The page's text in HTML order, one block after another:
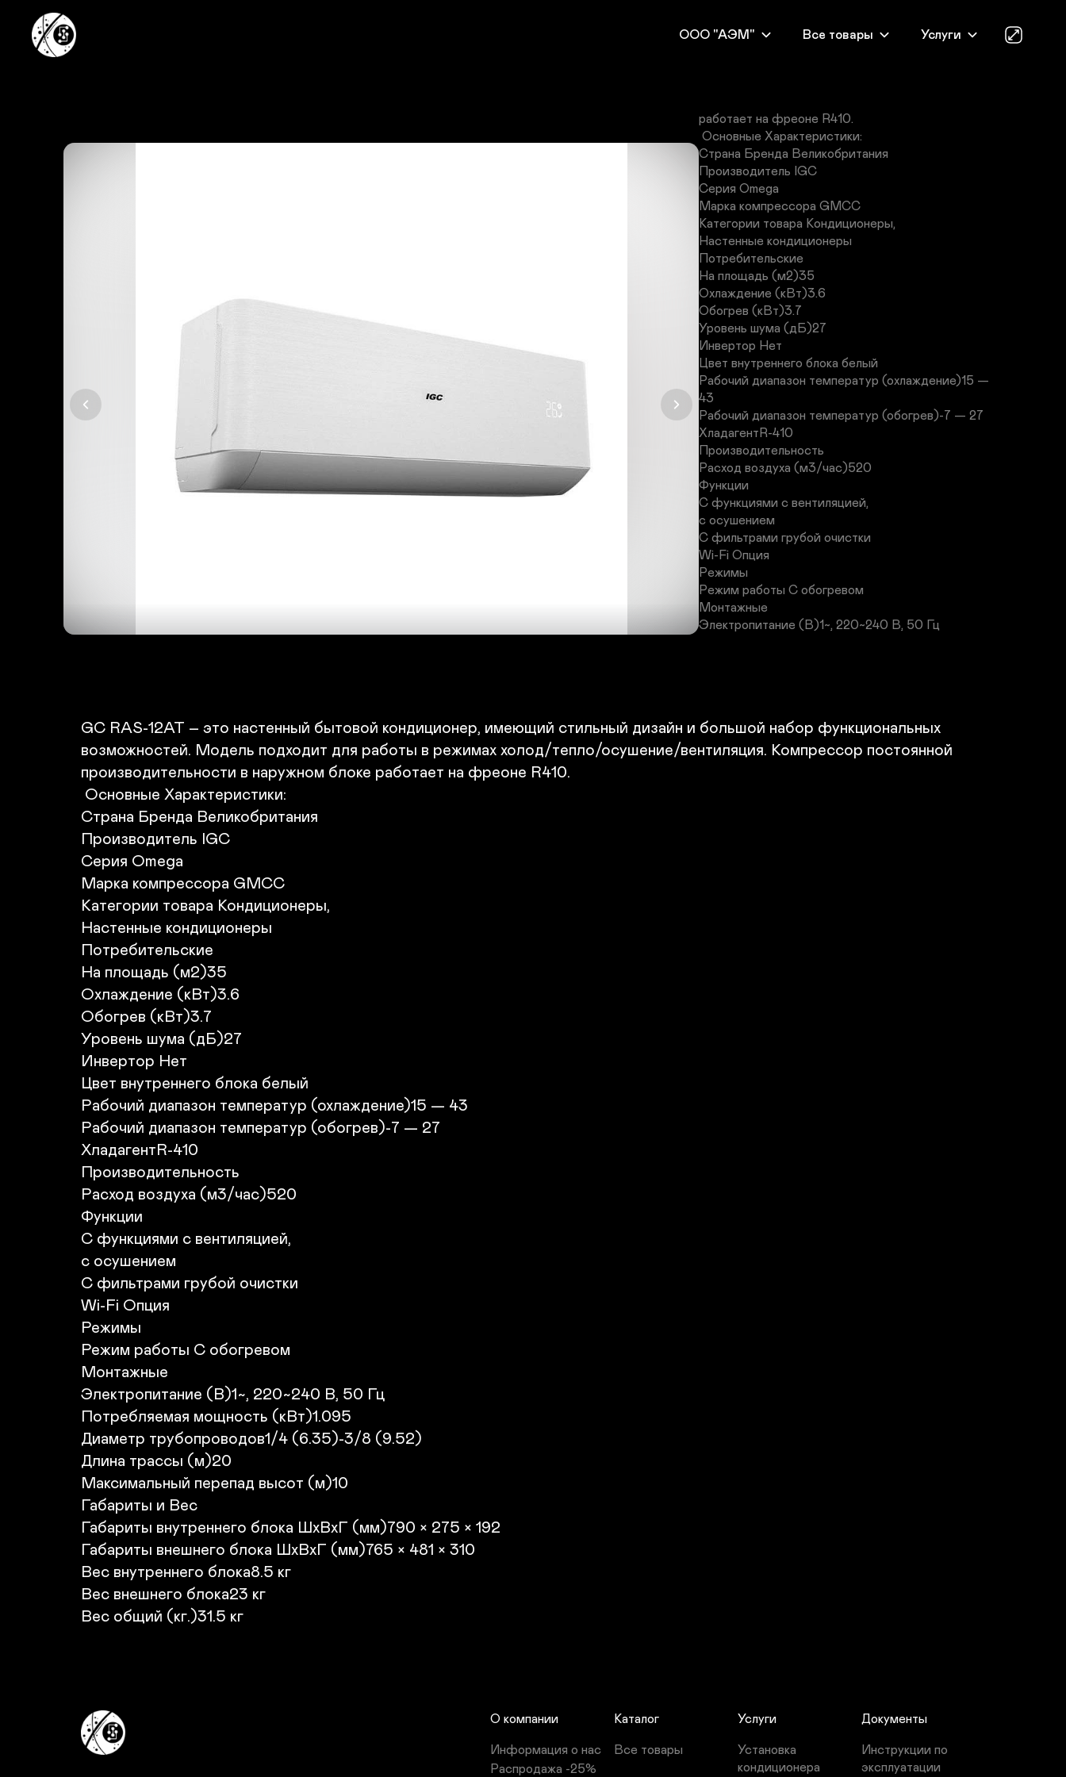
ООО "АЭМ" Все товары Услуги
кондиционер, имеющий стильный дизайн и
работает на фреоне R410.
Основные Характеристики:
Страна Бренда Великобритания
Производитель IGC
Серия Omega
Марка компрессора GMCC
Категории товара Кондиционеры,
Настенные кондиционеры
Потребительские
На площадь (м2)35
Охлаждение (кВт)3.6
Обогрев (кВт)3.7
Уровень шума (дБ)27
Инвертор Нет
Цвет внутреннего блока белый
Рабочий диапазон температур (охлаждение)15 —
43
Рабочий диапазон температур (обогрев)-7 — 27
ХладагентR-410
Производительность
Расход воздуха (м3/час)520
Функции
С функциями с вентиляцией,
с осушением
С фильтрами грубой очистки
Wi-Fi Опция
Режимы
Режим работы С обогревом
Монтажные
Электропитание (В)1~, 220~240 В, 50 Гц
Габариты внутреннего блока ШхВхГ (мм)790 × 275
× 192
GC RAS-12АТ – это настенный бытовой кондиционер, имеющий стильный дизайн и большой набор функциональных
возможностей. Модель подходит для работы в режимах холод/тепло/осушение/вентиляция. Компрессор постоянной
производительности в наружном блоке работает на фреоне R410.
Страна Бренда Великобритания
Производитель IGC
Серия Omega
Марка компрессора GMCC
Категории товара Кондиционеры,
Настенные кондиционеры
Потребительские
На площадь (м2)35
Охлаждение (кВт)3.6
Обогрев (кВт)3.7
Уровень шума (дБ)27
Инвертор Нет
Цвет внутреннего блока белый
Рабочий диапазон температур (охлаждение)15 — 43
Рабочий диапазон температур (обогрев)-7 — 27
ХладагентR-410
Производительность
Расход воздуха (м3/час)520
Функции
С функциями с вентиляцией,
с осушением
С фильтрами грубой очистки
Wi-Fi Опция
Режимы
Режим работы С обогревом
Монтажные
Электропитание (В)1~, 220~240 В, 50 Гц
Потребляемая мощность (кВт)1.095
Диаметр трубопроводов1/4 (6.35)-3/8 (9.52)
Длина трассы (м)20
Максимальный перепад высот (м)10
Габариты и Вес
Габариты внутреннего блока ШхВхГ (мм)790 × 275 × 192
Габариты внешнего блока ШхВхГ (мм)765 × 481 × 310
Вес внутреннего блока8.5 кг
Вес внешнего блока23 кг
Вес общий (кг.)31.5 кг
О компании
Информация о нас
Распродажа -25%
Каталог
Все товары
Услуги
Установка
кондиционера
Документы
Инструкции по
эксплуатации